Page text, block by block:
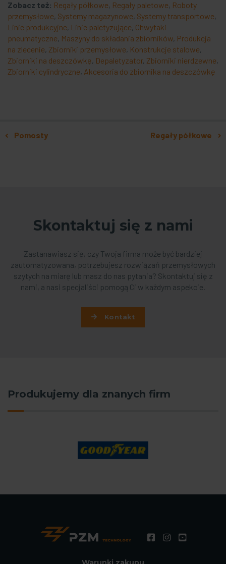
Zobacz też: Regały półkowe, Regały paletowe, Roboty
przemysłowe, Systemy magazynowe, Systemy transportowe,
Linie produkcyjne, Linie paletyzujące, Chwytaki
pneumatyczne, Maszyny do składania zbiorników, Produkcja
na zlecenie, Zbiorniki przemysłowe, Konstrukcje stalowe,
Zbiorniki na deszczówkę, Depaletyzator, Zbiorniki nierdzewne,
Zbiorniki cylindryczne, Akcesoria do zbiornika na deszczówkę
Pomosty Regały półkowe
Skontaktuj się z nami
Zastanawiasz się, czy Twoja firma może być bardziej
zautomatyzowana, potrzebujesz rozwiązań przemysłowych
szytych na miarę lub masz do nas pytania? Skontaktuj się z
nami, a nasi specjaliści pomogą Ci w każdym aspekcie.
Kontakt
Produkujemy dla znanych firm